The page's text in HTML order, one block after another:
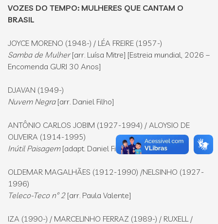
VOZES DO TEMPO: MULHERES QUE CANTAM O
BRASIL
JOYCE MORENO (1948-) / LÉA FREIRE (1957-)
Samba de Mulher[arr. Luísa Mitre] [Estreia mundial, 2026 –
Encomenda GURI 30 Anos]
DJAVAN (1949-)
Nuvem Negra [arr. Daniel Filho]
ANTÔNIO CARLOS JOBIM (1927-1994) / ALOYSIO DE
OLIVEIRA (1914-1995)
Inútil Paisagem [adapt. Daniel Filho]
OLDEMAR MAGALHÃES (1912-1990) /NELSINHO (1927-
1996)
Teleco-Teco nº 2 [arr. Paula Valente]
IZA (1990-) / MARCELINHO FERRAZ (1989-) / RUXELL /